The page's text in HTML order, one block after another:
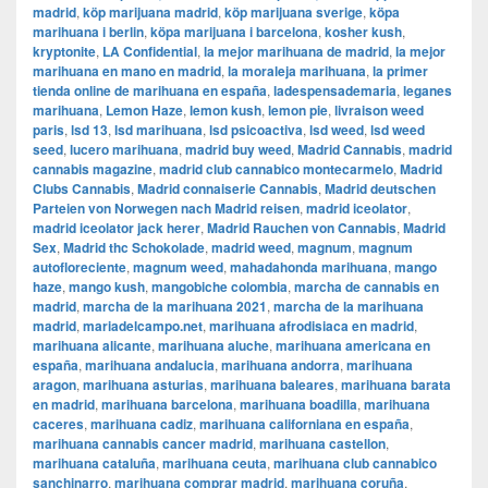
madrid, köp marijuana madrid, köp marijuana sverige, köpa
marihuana i berlin, köpa marijuana i barcelona, kosher kush,
kryptonite, LA Confidential, la mejor marihuana de madrid, la mejor
marihuana en mano en madrid, la moraleja marihuana, la primer
tienda online de marihuana en españa, ladespensademaria, leganes
marihuana, Lemon Haze, lemon kush, lemon pie, livraison weed
paris, lsd 13, lsd marihuana, lsd psicoactiva, lsd weed, lsd weed
seed, lucero marihuana, madrid buy weed, Madrid Cannabis, madrid
cannabis magazine, madrid club cannabico montecarmelo, Madrid
Clubs Cannabis, Madrid connaiserie Cannabis, Madrid deutschen
Parteien von Norwegen nach Madrid reisen, madrid iceolator,
madrid iceolator jack herer, Madrid Rauchen von Cannabis, Madrid
Sex, Madrid thc Schokolade, madrid weed, magnum, magnum
autofloreciente, magnum weed, mahadahonda marihuana, mango
haze, mango kush, mangobiche colombia, marcha de cannabis en
madrid, marcha de la marihuana 2021, marcha de la marihuana
madrid, mariadelcampo.net, marihuana afrodisiaca en madrid,
marihuana alicante, marihuana aluche, marihuana americana en
españa, marihuana andalucia, marihuana andorra, marihuana
aragon, marihuana asturias, marihuana baleares, marihuana barata
en madrid, marihuana barcelona, marihuana boadilla, marihuana
caceres, marihuana cadiz, marihuana californiana en españa,
marihuana cannabis cancer madrid, marihuana castellon,
marihuana cataluña, marihuana ceuta, marihuana club cannabico
sanchinarro, marihuana comprar madrid, marihuana coruña,